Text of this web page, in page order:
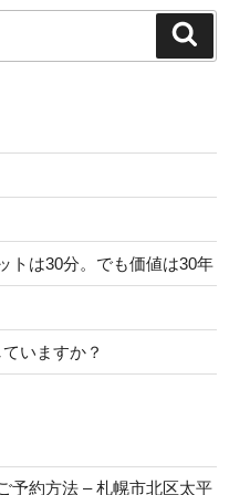
トは30分。でも価値は30年
いますか？
予約方法 – 札幌市北区太平